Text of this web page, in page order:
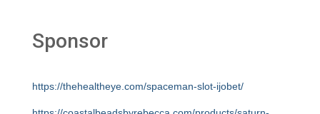
Sponsor
https://thehealtheye.com/spaceman-slot-ijobet/